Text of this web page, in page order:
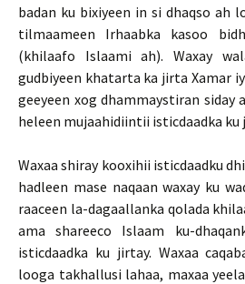
badan ku bixiyeen in si dhaqso ah
tilmaameen Irhaabka kasoo
(khilaafo Islaami ah). Waxay
gudbiyeen khatarta ka jirta Xamar
geeyeen xog dhammaystiran siday
heleen mujaahidiintii isticdaadka ku
Waxaa shiray kooxihii isticdaadku
hadleen mase naqaan waxay ku
raaceen la-dagaallanka qolada
ama shareeco Islaam ku-
isticdaadka ku jirtay. Waxaa
looga takhallusi lahaa, maxaa